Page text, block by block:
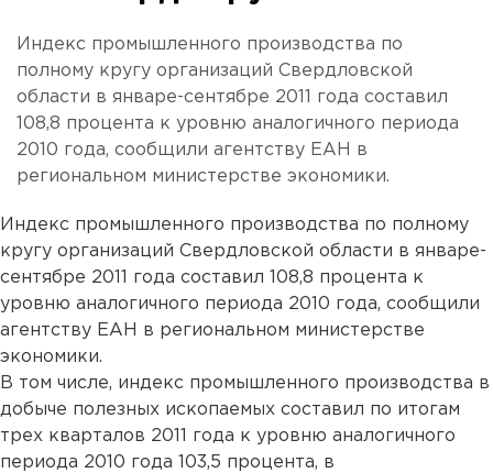
Индекс промышленного производства по
полному кругу организаций Свердловской
области в январе-сентябре 2011 года составил
108,8 процента к уровню аналогичного периода
2010 года, сообщили агентству ЕАН в
региональном министерстве экономики.
Индекс промышленного производства по полному
кругу организаций Свердловской области в январе-
сентябре 2011 года составил 108,8 процента к
уровню аналогичного периода 2010 года, сообщили
агентству ЕАН в региональном министерстве
экономики.
В том числе, индекс промышленного производства в
добыче полезных ископаемых составил по итогам
трех кварталов 2011 года к уровню аналогичного
периода 2010 года 103,5 процента, в